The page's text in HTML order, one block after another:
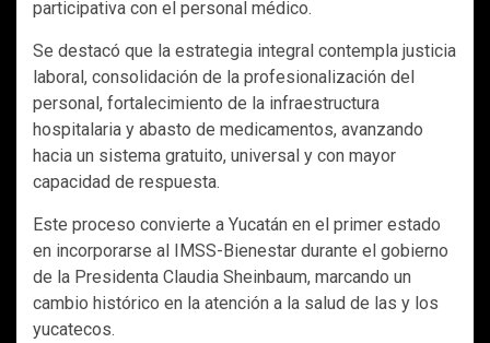
participativa con el personal médico.
Se destacó que la estrategia integral contempla justicia
laboral, consolidación de la profesionalización del
personal, fortalecimiento de la infraestructura
hospitalaria y abasto de medicamentos, avanzando
hacia un sistema gratuito, universal y con mayor
capacidad de respuesta.
Este proceso convierte a Yucatán en el primer estado
en incorporarse al IMSS-Bienestar durante el gobierno
de la Presidenta Claudia Sheinbaum, marcando un
cambio histórico en la atención a la salud de las y los
yucatecos.